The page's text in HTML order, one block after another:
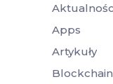
Apps
Artykuły
Blockchain